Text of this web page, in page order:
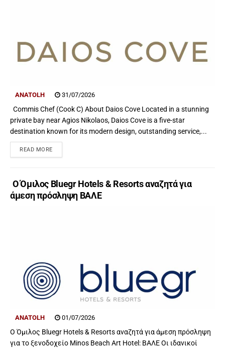
ANATOLH 31/07/2026
Commis Chef (Cook C) About Daios Cove Located in a stunning
private bay near Agios Nikolaos, Daios Cove is a five-star
destination known for its modern design, outstanding service,...
READ MORE
Ο Όμιλος Bluegr Hotels & Resorts αναζητά για
άμεση πρόσληψη ΒΑΛΕ
ANATOLH 01/07/2026
Ο Όμιλος Bluegr Hotels & Resorts αναζητά για άμεση πρόσληψη
για το ξενοδοχείο Minos Beach Art Hotel: ΒΑΛΕ Οι ιδανικοί